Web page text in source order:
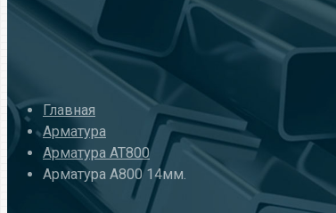
Главная
Арматура
Арматура АТ800
Арматура А800 14мм.